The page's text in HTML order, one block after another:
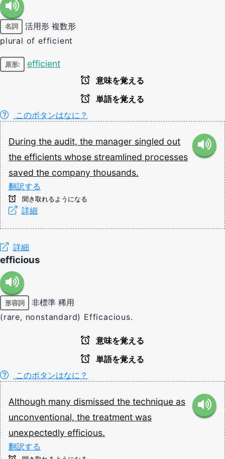
名詞 活用形 複数形
plural of efficient
原形: efficient
意味を覚える
単語を覚える
このボタンはなに？
During the audit, the manager singled out
the efficients whose streamlined processes
saved the company thousands.
翻訳する
聞き取れるようになる
詳細
詳細
efficious
形容詞 非標準 稀用
(rare, nonstandard) Efficacious.
意味を覚える
単語を覚える
このボタンはなに？
Although many dismissed the technique as
unconventional, the treatment was
unexpectedly efficious.
翻訳する